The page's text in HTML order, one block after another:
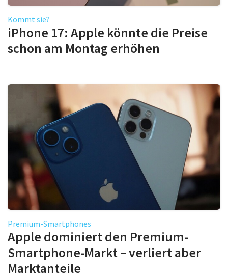
Kommt sie?
iPhone 17: Apple könnte die Preise
schon am Montag erhöhen
Premium-Smartphones
Apple dominiert den Premium-
Smartphone-Markt – verliert aber
Marktanteile